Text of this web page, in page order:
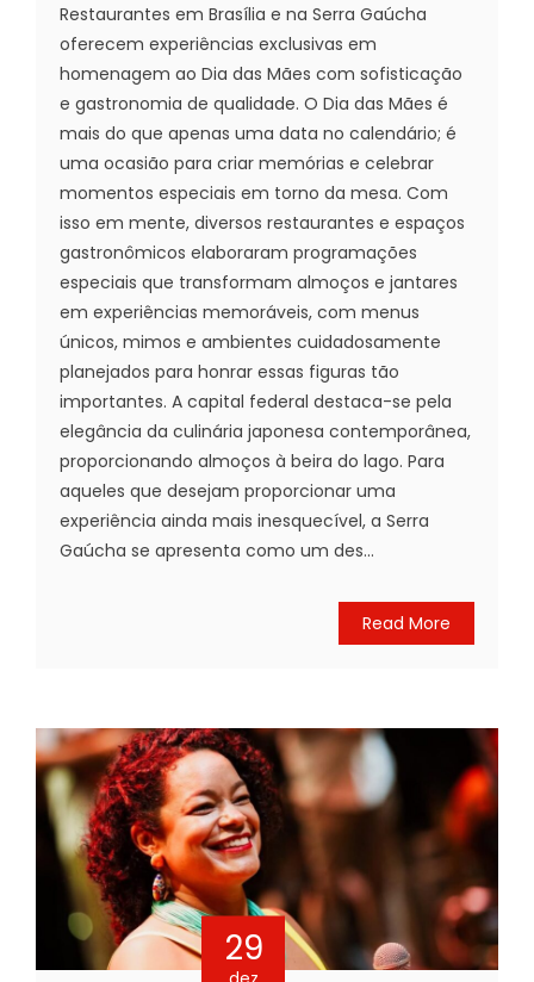
Restaurantes em Brasília e na Serra Gaúcha
oferecem experiências exclusivas em
homenagem ao Dia das Mães com sofisticação
e gastronomia de qualidade. O Dia das Mães é
mais do que apenas uma data no calendário; é
uma ocasião para criar memórias e celebrar
momentos especiais em torno da mesa. Com
isso em mente, diversos restaurantes e espaços
gastronômicos elaboraram programações
especiais que transformam almoços e jantares
em experiências memoráveis, com menus
únicos, mimos e ambientes cuidadosamente
planejados para honrar essas figuras tão
importantes. A capital federal destaca-se pela
elegância da culinária japonesa contemporânea,
proporcionando almoços à beira do lago. Para
aqueles que desejam proporcionar uma
experiência ainda mais inesquecível, a Serra
Gaúcha se apresenta como um des...
Read More
29